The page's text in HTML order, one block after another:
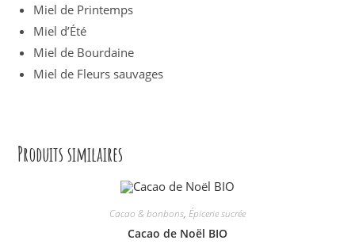
Miel de Printemps
Miel d’Été
Miel de Bourdaine
Miel de Fleurs sauvages
Produits similaires
Cacao & bonbons, Épicerie sucrée
Cacao de Noël BIO